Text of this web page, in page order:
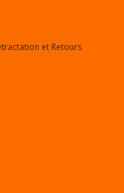
et Retours